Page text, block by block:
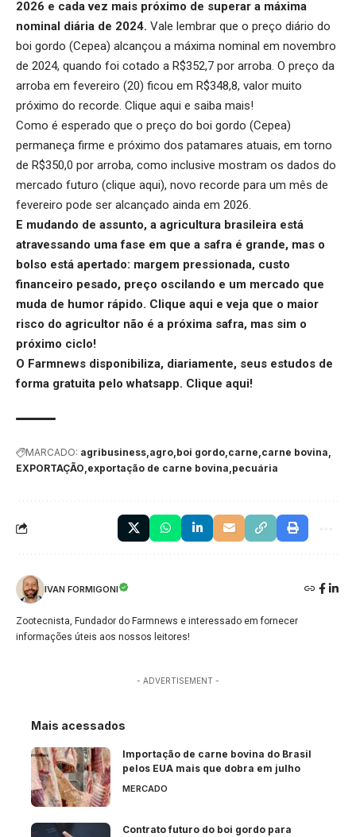
2026 e cada vez mais próximo de superar a máxima
nominal diária de 2024. Vale lembrar que o preço diário do
boi gordo (Cepea) alcançou a máxima nominal em novembro
de 2024, quando foi cotado a R$352,7 por arroba. O preço da
arroba em fevereiro (20) ficou em R$348,8, valor muito
próximo do recorde. Clique aqui e saiba mais!
Como é esperado que o preço do boi gordo (Cepea)
permaneça firme e próximo dos patamares atuais, em torno
de R$350,0 por arroba, como inclusive mostram os dados do
mercado futuro (clique aqui), novo recorde para um mês de
fevereiro pode ser alcançado ainda em 2026.
E mudando de assunto, a agricultura brasileira está
atravessando uma fase em que a safra é grande, mas o
bolso está apertado: margem pressionada, custo
financeiro pesado, preço oscilando e um mercado que
muda de humor rápido. Clique aqui e veja que o maior
risco do agricultor não é a próxima safra, mas sim o
próximo ciclo!
O Farmnews disponibiliza, diariamente, seus estudos de
forma gratuita pelo whatsapp. Clique aqui!
MARCADO: agribusiness agro boi gordo carne carne bovina
EXPORTAÇÃO exportação de carne bovina pecuária
IVAN FORMIGONI
Zootecnista, Fundador do Farmnews e interessado em fornecer
informações úteis aos nossos leitores!
- ADVERTISEMENT -
Mais acessados
Importação de carne bovina do Brasil
pelos EUA mais que dobra em julho
MERCADO
Contrato futuro do boi gordo para